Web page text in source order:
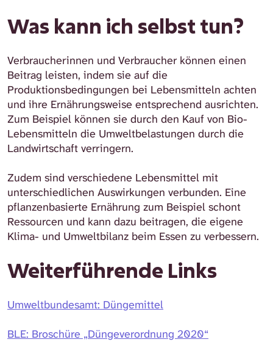
Was kann ich selbst tun?
Verbraucherinnen und Verbraucher können einen
Beitrag leisten, indem sie auf die
Produktionsbedingungen bei Lebensmitteln achten
und ihre Ernährungsweise entsprechend ausrichten.
Zum Beispiel können sie durch den Kauf von Bio-
Lebensmitteln die Umweltbelastungen durch die
Landwirtschaft verringern.
Zudem sind verschiedene Lebensmittel mit
unterschiedlichen Auswirkungen verbunden. Eine
pflanzenbasierte Ernährung zum Beispiel schont
Ressourcen und kann dazu beitragen, die eigene
Klima- und Umweltbilanz beim Essen zu verbessern.
Weiterführende Links
Umweltbundesamt: Düngemittel
BLE: Broschüre „Düngeverordnung 2020“